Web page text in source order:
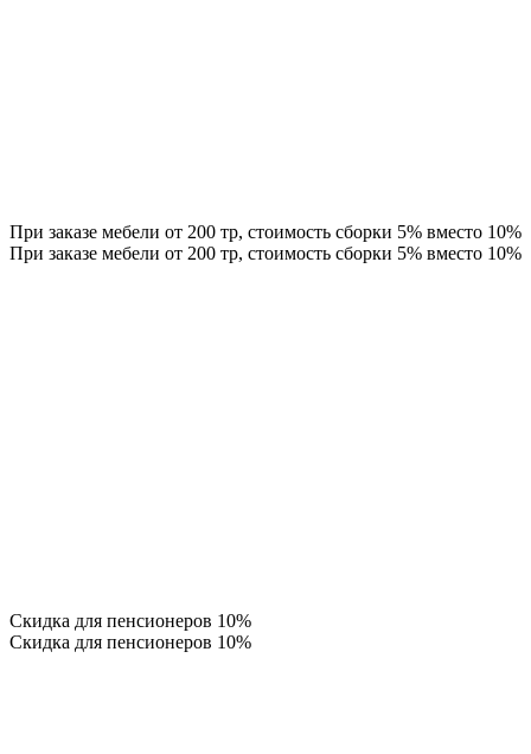
При заказе мебели от 200 тр, стоимость сборки 5% вместо 10%
При заказе мебели от 200 тр, стоимость сборки 5% вместо 10%
Скидка для пенсионеров 10%
Скидка для пенсионеров 10%